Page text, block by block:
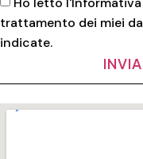
trattamento dei miei
indicate.